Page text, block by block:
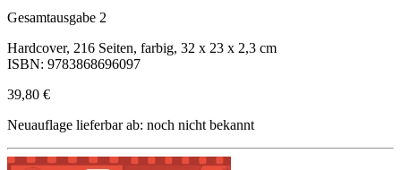
Gesamtausgabe 2
Hardcover, 216 Seiten, farbig, 32 x 23 x 2,3 cm
ISBN: 9783868696097
39,80 €
Neuauflage lieferbar ab: noch nicht bekannt